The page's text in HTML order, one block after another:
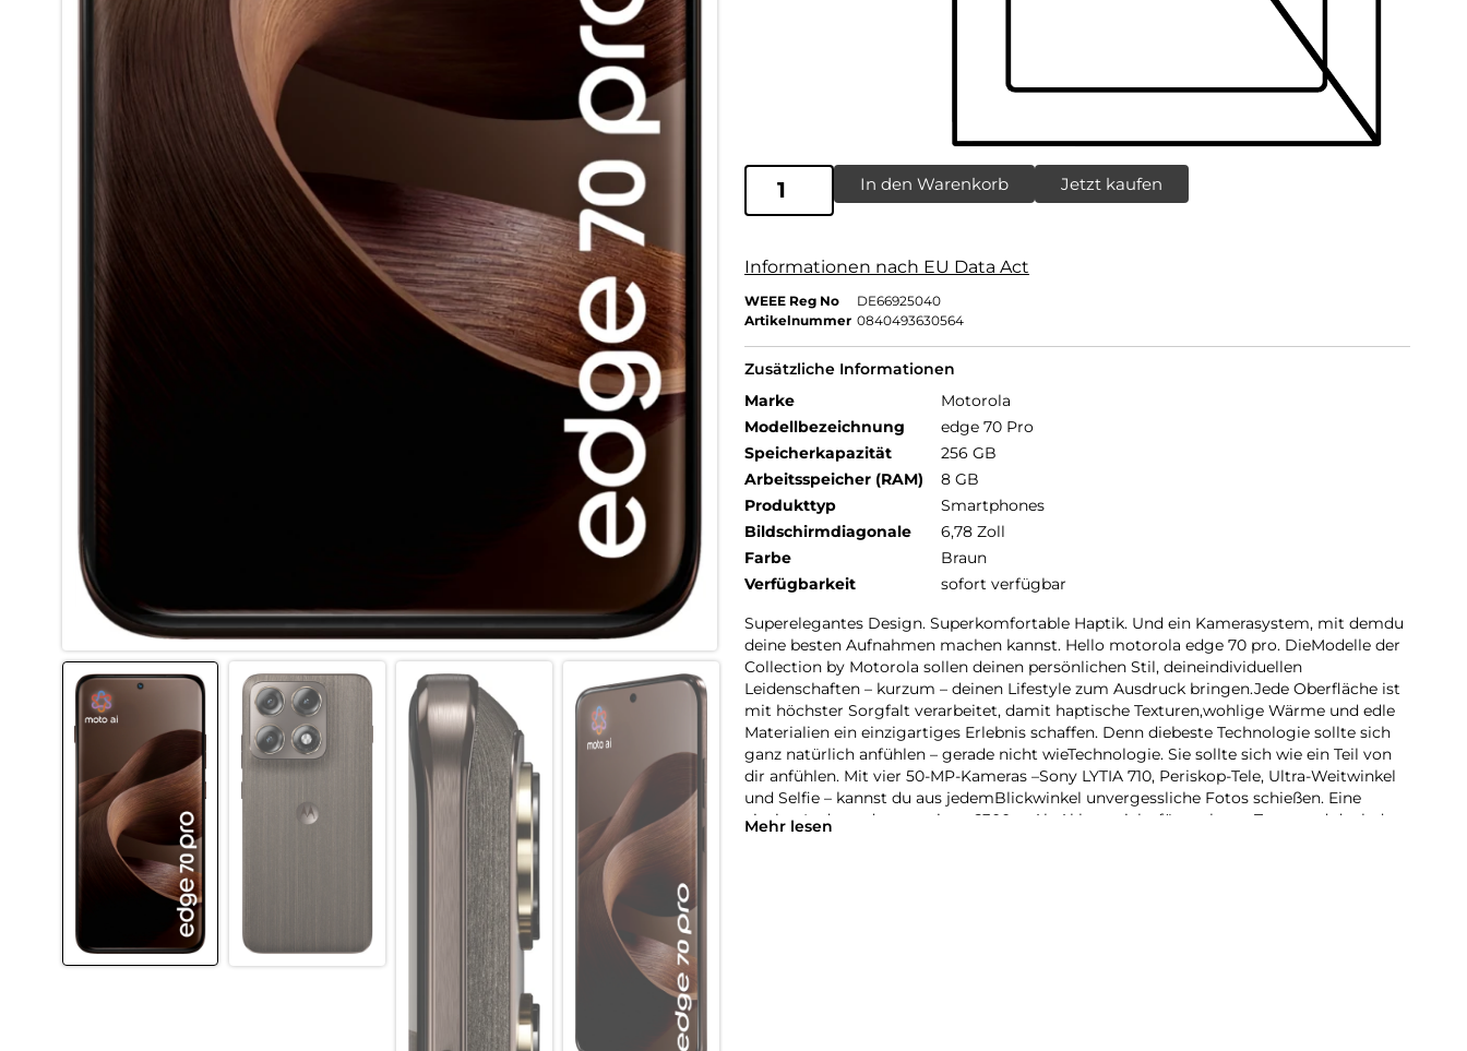
In den Warenkorb Jetzt kaufen
Informationen nach EU Data Act
WEEE Reg No
DE66925040
Artikelnummer 0840493630564
Zusätzliche Informationen
Marke
Motorola
Modellbezeichnung
edge 70 Pro
Speicherkapazität
256 GB
Arbeitsspeicher (RAM)
8 GB
Produkttyp
Smartphones
Bildschirmdiagonale
6,78 Zoll
Farbe
Braun
Verfügbarkeit
sofort verfügbar
Superelegantes Design. Superkomfortable Haptik. Und ein Kamerasystem, mit demdu
deine besten Aufnahmen machen kannst. Hello motorola edge 70 pro. DieModelle der
Collection by Motorola sollen deinen persönlichen Stil, deineindividuellen
Leidenschaften – kurzum – deinen Lifestyle zum Ausdruck bringen.Jede Oberfläche ist
mit höchster Sorgfalt verarbeitet, damit haptische Texturen,wohlige Wärme und edle
Materialien ein einzigartiges Erlebnis schaffen. Denn diebeste Technologie sollte sich
ganz natürlich anfühlen – gerade nicht wieTechnologie. Sie sollte sich wie ein Teil von
dir anfühlen. Mit vier 50-MP-Kameras –Sony LYTIA 710, Periskop-Tele, Ultra-Weitwinkel
und Selfie – kannst du aus jedemBlickwinkel unvergessliche Fotos schießen. Eine
einzige Ladung des massiven 6300-mAh-Akkus reicht für mehrere Tage, und dank der
Mehr lesen